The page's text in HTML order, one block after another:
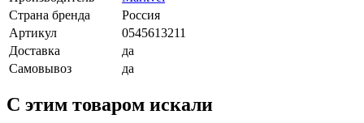
Страна бренда
Россия
Артикул
0545613211
Доставка
да
Самовывоз
да
C этим товаром искали